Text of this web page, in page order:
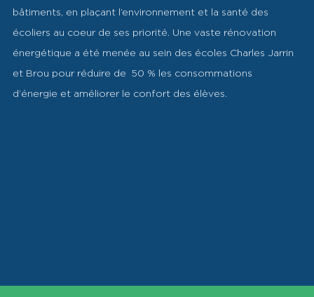
bâtiments, en plaçant l’environnement et la santé des
écoliers au coeur de ses priorité. Une vaste rénovation
énergétique a été menée au sein des écoles Charles Jarrin
et Brou pour réduire de 50 % les consommations
d’énergie et améliorer le confort des élèves.